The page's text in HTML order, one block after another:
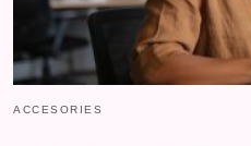
ACCESORIES